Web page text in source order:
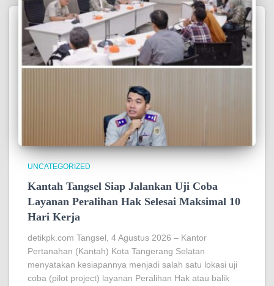
UNCATEGORIZED
Kantah Tangsel Siap Jalankan Uji Coba
Layanan Peralihan Hak Selesai Maksimal 10
Hari Kerja
detikpk.com Tangsel, 4 Agustus 2026 – Kantor
Pertanahan (Kantah) Kota Tangerang Selatan
menyatakan kesiapannya menjadi salah satu lokasi uji
coba (pilot project) layanan Peralihan Hak atau balik